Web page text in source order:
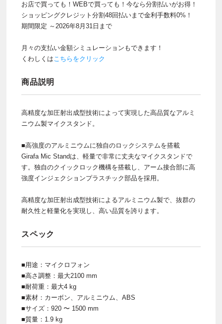
お店で買っても！WEBで買っても！今なら分割払いがお得！
ショッピングクレジット分割48回払いまで金利手数料0%！
期間限定 ～2026年8月31日まで
月々の支払い金額シミュレーションもできます！
くわしくはこちらをクリック
商品説明
高精度な加圧射出成型技術によって実現した高品質なアルミ
ニウム製マイクスタンド。
■高強度のアルミニウムに独自のロックシステムを搭載
Girafa Mic Standは、軽量で非常に丈夫なマイクスタンドで
す。独自のクイックロック機構を搭載し、アーム接合部に高
強度インジェクションプラスチック部品を採用。
高精度な加圧射出成型技術によるアルミニウム製で、抜群の
耐久性と軽量化を実現し、高い品質を誇ります。
スペック
■用途：マイクロフォン
■高さ調整：最大2100 mm
■耐荷重：最大4 kg
■素材：カーボン、アルミニウム、ABS
■サイズ：920 〜 1500 mm
■質量：1.9 kg